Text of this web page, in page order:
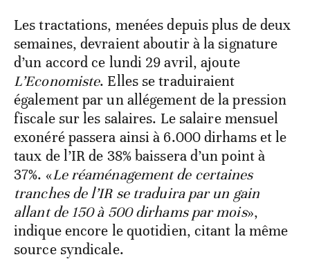
Les tractations, menées depuis plus de deux
semaines, devraient aboutir à la signature
d’un accord ce lundi 29 avril, ajoute
L’Economiste. Elles se traduiraient
également par un allégement de la pression
fiscale sur les salaires. Le salaire mensuel
exonéré passera ainsi à 6.000 dirhams et le
taux de l’IR de 38% baissera d’un point à
37%. «Le réaménagement de certaines
tranches de l’IR se traduira par un gain
allant de 150 à 500 dirhams par mois»,
indique encore le quotidien, citant la même
source syndicale.